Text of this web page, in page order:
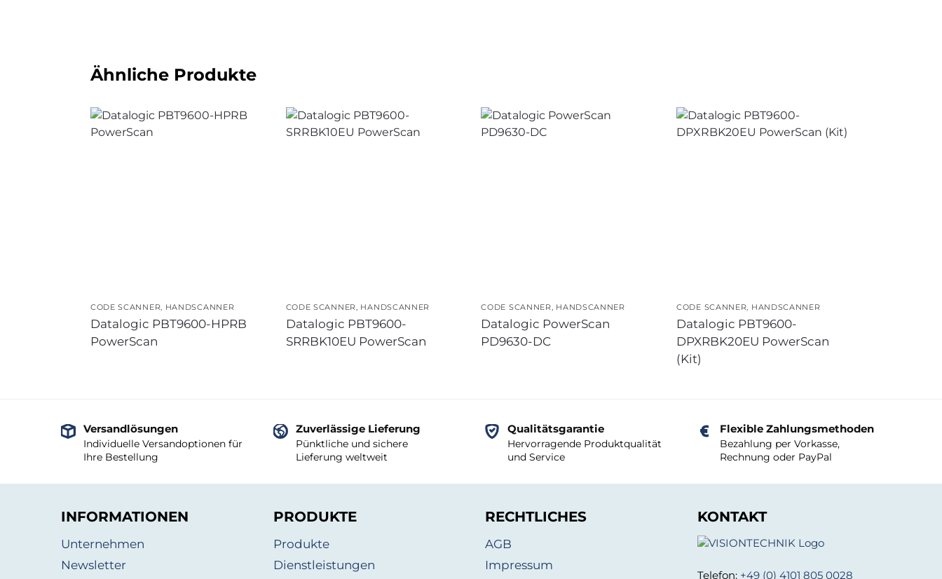
Ähnliche Produkte
CODE SCANNER, HANDSCANNER
Datalogic PBT9600-HPRB
PowerScan
CODE SCANNER, HANDSCANNER
Datalogic PBT9600-
SRRBK10EU PowerScan
CODE SCANNER, HANDSCANNER
Datalogic PowerScan
PD9630-DC
CODE SCANNER, HANDSCANNER
Datalogic PBT9600-
DPXRBK20EU PowerScan
(Kit)
Versandlösungen
Individuelle Versandoptionen für
Ihre Bestellung
Zuverlässige Lieferung
Pünktliche und sichere
Lieferung weltweit
Qualitätsgarantie
Hervorragende Produktqualität
und Service
Flexible Zahlungsmethoden
Bezahlung per Vorkasse,
Rechnung oder PayPal
INFORMATIONEN
Unternehmen
Newsletter
PRODUKTE
Produkte
Dienstleistungen
RECHTLICHES
AGB
Impressum
KONTAKT
Telefon: +49 (0) 4101 805 0028